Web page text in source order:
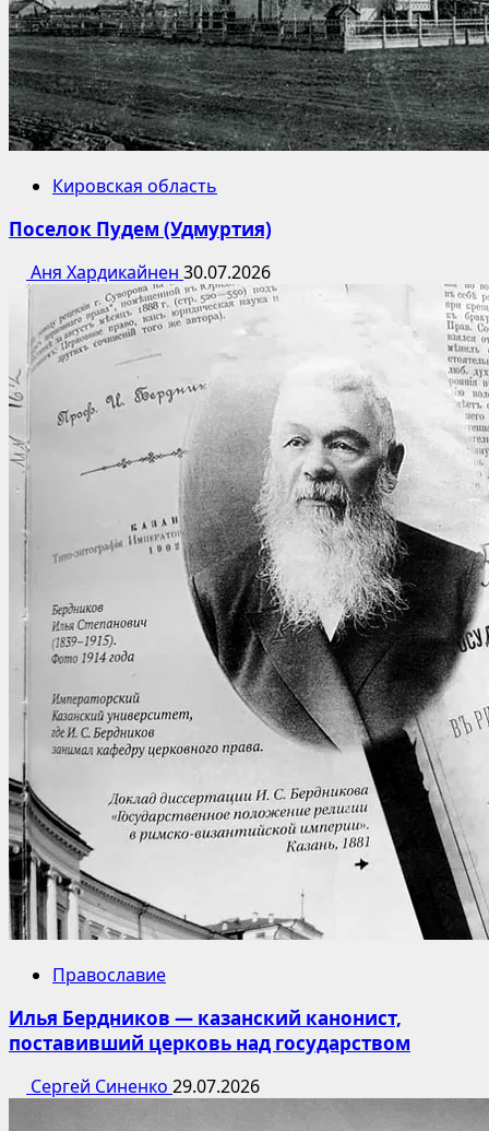
Кировская область
Поселок Пудем (Удмуртия)
Аня Хардикайнен 30.07.2026
Православие
Илья Бердников — казанский канонист,
поставивший церковь над государством
Сергей Синенко 29.07.2026